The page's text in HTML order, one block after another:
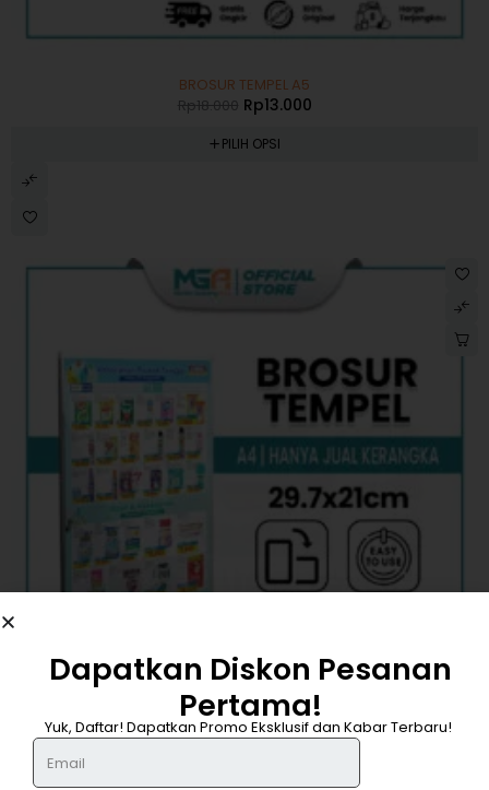
BROSUR TEMPEL A5
Rp18.000 Rp13.000
PILIH OPSI
-28%
Dapatkan Diskon Pesanan
Pertama!
Yuk, Daftar! Dapatkan Promo Eksklusif dan Kabar Terbaru!